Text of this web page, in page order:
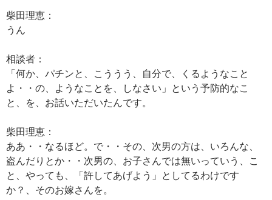
柴田理恵：
うん
相談者：
「何か、パチンと、こううう、自分で、くるようなこと
よ・・の、ようなことを、しなさい」という予防的なこ
と、を、お話いただいたんです。
柴田理恵：
ああ・・なるほど。で・・その、次男の方は、いろんな、
盗んだりとか・・次男の、お子さんでは無いっていう、こ
と、やっても、「許してあげよう」としてるわけです
か？、そのお嫁さんを。